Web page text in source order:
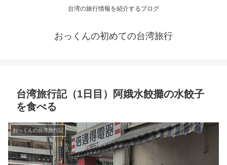
台湾の旅行情報を紹介するブログ
おっくんの初めての台湾旅行
台湾旅行記（1日目）阿娥水餃攤の水餃子
を食べる
おっくんの台湾旅行記